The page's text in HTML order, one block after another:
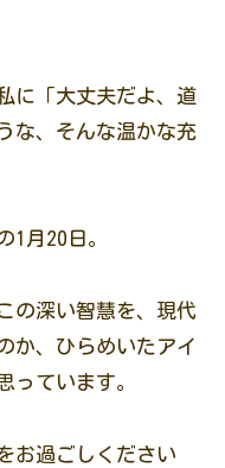
に「大丈夫だよ、道
な、そんな温かな充
1月20日。
の深い智慧を、現代
か、ひらめいたアイ
っています。
お過ごしください